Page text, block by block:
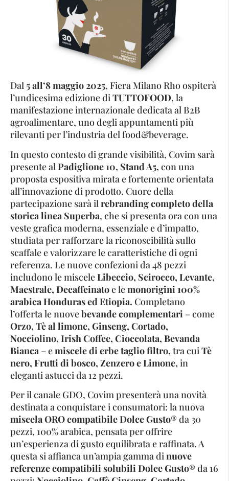
Dal 5 all’8 maggio 2025, Fiera Milano Rho ospiterà
l’undicesima edizione diTUTTOFOOD, la
manifestazione internazionale dedicata al B2B
agroalimentare, uno degli appuntamenti più
rilevanti per l’industria del food&beverage.
In questo contesto di grande visibilità, Covim sarà
presente alPadiglione 10, Stand A5, con una
proposta espositiva mirata e fortemente orientata
all’innovazione di prodotto. Cuore della
partecipazione sarà ilrebranding completo della
storicalinea Superba, che si presenta ora con una
veste grafica moderna, essenziale e d’impatto,
studiata per rafforzare la riconoscibilità sullo
scaffale e valorizzare le caratteristiche di ogni
referenza. Le nuove confezioni da 48 pezzi
includono le misceleLibeccio, Scirocco, Levante,
Maestrale, Decaffeinatoe lemonorigini 100%
arabica Honduras ed Etiopia. Completano
l’offerta le nuovebevande complementari – come
Orzo, Tè al limone, Ginseng, Cortado,
Nocciolino, Irish Coffee, Cioccolata, Bevanda
Bianca – emiscele di erbe taglio filtro, tra cuiTè
nero, Frutti di bosco, Zenzero e Limone, in
eleganti astucci da 12 pezzi.
Per il canale GDO, Covim presenterà una novità
destinata a conquistare i consumatori: la nuova
miscela ORO compatibile Dolce Gusto® da 30
pezzi, 100% arabica, pensata per offrire
un’esperienza di gusto equilibrata e raffinata. A
questa si affianca un’ampia gamma dinuove
referenze compatibili solubili Dolce Gusto® da 16